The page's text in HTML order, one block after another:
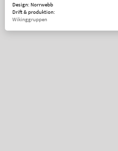
Design: Norrwebb
Drift & produktion:
Wikinggruppen